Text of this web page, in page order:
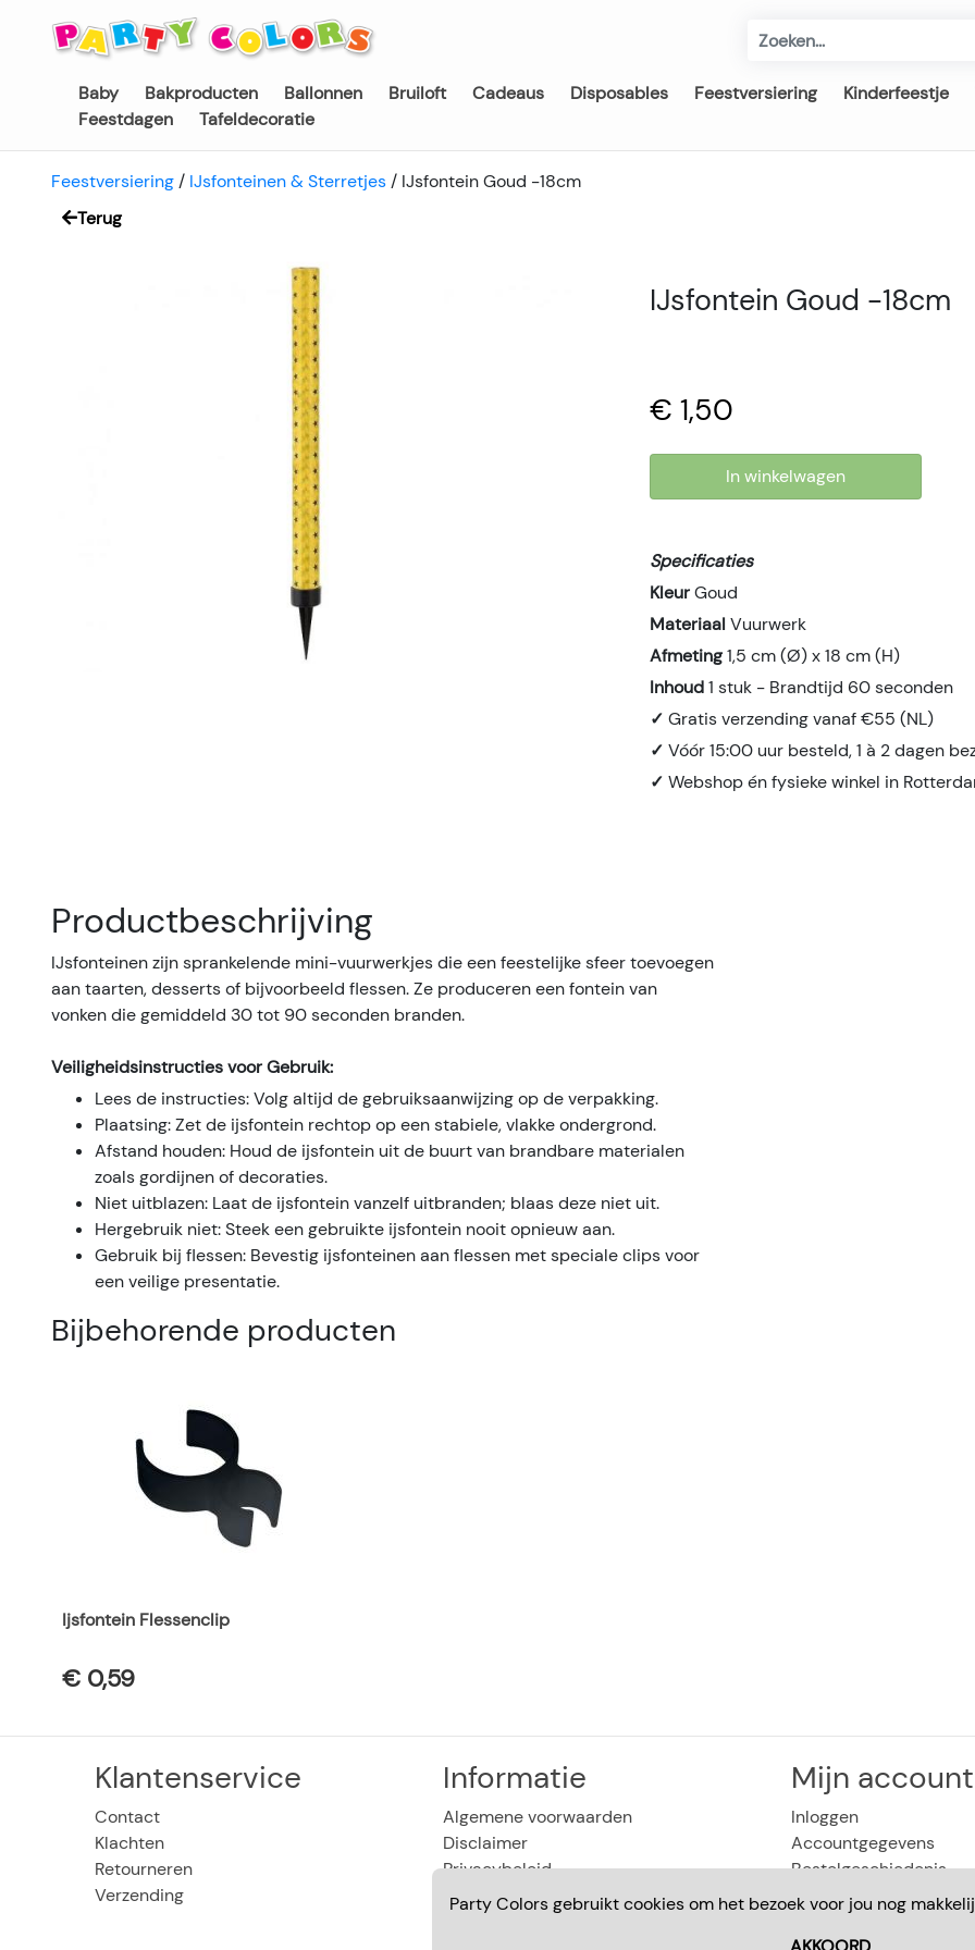
Party Colors gebruikt cookies om het bezoek voor jou nog
Baby Bakproducten Ballonnen Bruiloft Cadeaus Disposables Feestversiering Kinderfeestje
Feestdagen
Tafeldecoratie
Feestversiering / IJsfonteinen & Sterretjes / IJsfontein Goud -18cm
Terug
IJsfontein Goud -18cm
€ 1,50
In winkelwagen
Specificaties
KleurGoud
MateriaalVuurwerk
Afmeting1,5 cm (Ø) x 18 cm (H)
Inhoud1 stuk - Brandtijd 60 seconden
✓Gratis verzending vanaf €55 (NL)
✓Vóór 15:00 uur besteld, 1 à 2 dagen
✓Webshop én fysieke winkel in
Productbeschrijving
IJsfonteinen zijn sprankelende mini-vuurwerkjes die een feestelijke sfeer toevoegen
aan taarten, desserts of bijvoorbeeld flessen. Ze produceren een fontein van
vonken die gemiddeld 30 tot 90 seconden branden.
Veiligheidsinstructies voor Gebruik:
Lees de instructies: Volg altijd de gebruiksaanwijzing op de verpakking.
Plaatsing: Zet de ijsfontein rechtop op een stabiele, vlakke ondergrond.
Afstand houden: Houd de ijsfontein uit de buurt van brandbare materialen
zoals gordijnen of decoraties.
Niet uitblazen: Laat de ijsfontein vanzelf uitbranden; blaas deze niet uit.
Hergebruik niet: Steek een gebruikte ijsfontein nooit opnieuw aan.
Gebruik bij flessen: Bevestig ijsfonteinen aan flessen met speciale clips voor
een veilige presentatie.
Bijbehorende producten
Ijsfontein Flessenclip
€ 0,59
Klantenservice
Contact
Klachten
Retourneren
Verzending
Informatie
Algemene voorwaarden
Disclaimer
Privacybeleid
Vacatures
Mijn account
Inloggen
Accountgegevens
Bestelgeschiedenis
Uitloggen